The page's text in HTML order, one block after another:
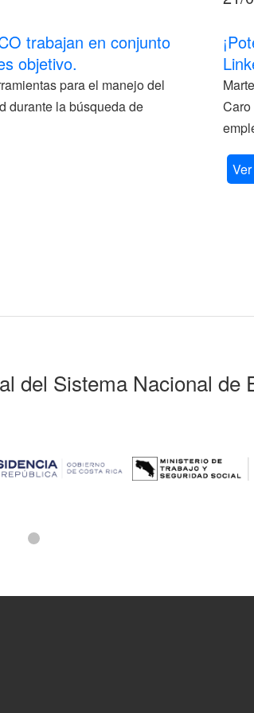
trabajan en conjunto
objetivo.
para el manejo del
durante la búsqueda de
del Sistema Nacional de